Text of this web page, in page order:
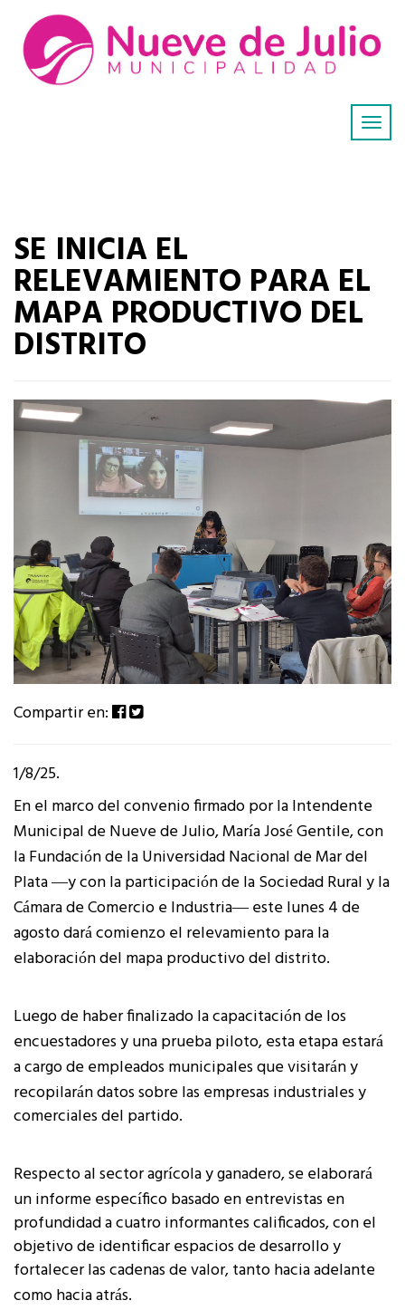
SE INICIA EL
RELEVAMIENTO PARA EL
MAPA PRODUCTIVO DEL
DISTRITO
Compartir en:
1/8/25.
En el marco del convenio firmado por la Intendente
Municipal de Nueve de Julio, María José Gentile, con
la Fundación de la Universidad Nacional de Mar del
Plata—y con la participación de la Sociedad Rural y la
Cámara de Comercio e Industria—este lunes 4 de
agosto dará comienzo el relevamiento para la
elaboración del mapa productivo del distrito.
Luego de haber finalizado la capacitación de los
encuestadores y una prueba piloto, esta etapa estará
a cargo de empleados municipales que visitarán y
recopilarán datos sobre las empresas industriales y
comerciales del partido.
Respecto al sector agrícola y ganadero, se elaborará
un informe específico basado en entrevistas en
profundidad a cuatro informantes calificados, con el
objetivo de identificar espacios de desarrollo y
fortalecer las cadenas de valor, tanto hacia adelante
como hacia atrás.